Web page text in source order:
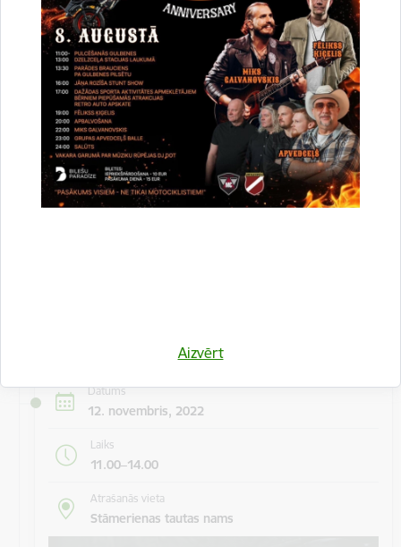
Aizvērt
Druvienas Latviskās dzīvesziņas centrs
Datums
12. novembris, 2022
Laiks
11.00–14.00
Atrašanās vieta
Stāmerienas tautas nams